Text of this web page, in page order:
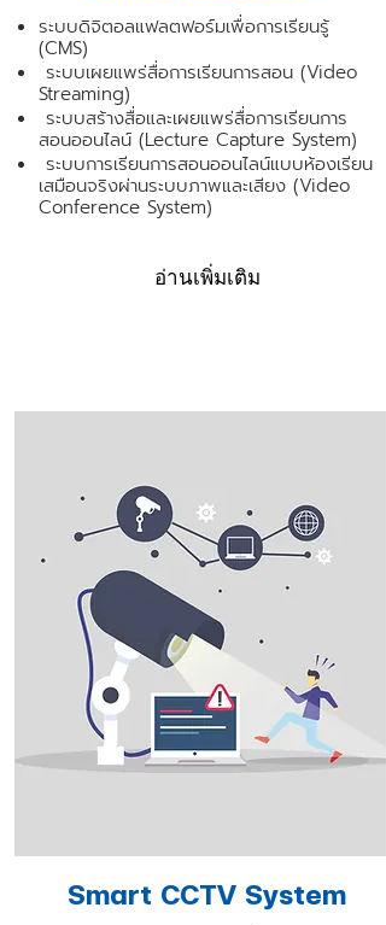
ระบบดิจิตอลแฟลตฟอร์มเพื่อการเรียนรู้
(CMS)
ระบบเผยแพร่สื่อการเรียนการสอน (Video
Streaming)
ระบบสร้างสื่อและเผยแพร่สื่อการเรียนการ
สอนออนไลน์ (Lecture Capture System)
ระบบการเรียนการสอนออนไลน์แบบห้องเรียน
เสมือนจริงผ่านระบบภาพและเสียง (Video
Conference System)
อ่านเพิ่มเติม
Smart CCTV System